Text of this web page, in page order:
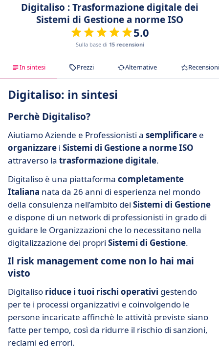
Digitaliso : Trasformazione digitale dei
Sistemi di Gestione a norme ISO
5.0
Sulla base di 15 recensioni
In sintesi Prezzi Alternative Recensioni
Digitaliso: in sintesi
Perchè Digitaliso?
Aiutiamo Aziende e Professionisti a semplificare e
organizzare i Sistemi di Gestione a norme ISO
attraverso la trasformazione digitale.
Digitaliso è una piattaforma completamente
Italiana nata da 26 anni di esperienza nel mondo
della consulenza nell’ambito dei Sistemi di Gestione
e dispone di un network di professionisti in grado di
guidare le Organizzazioni che lo necessitano nella
digitalizzazione dei propri Sistemi di Gestione.
Il risk management come non lo hai mai
visto
Digitaliso riduce i tuoi rischi operativi gestendo
per te i processi organizzativi e coinvolgendo le
persone incaricate affinchè le attività previste siano
fatte per tempo, così da ridurre il rischio di sanzioni,
reclami ed errori.